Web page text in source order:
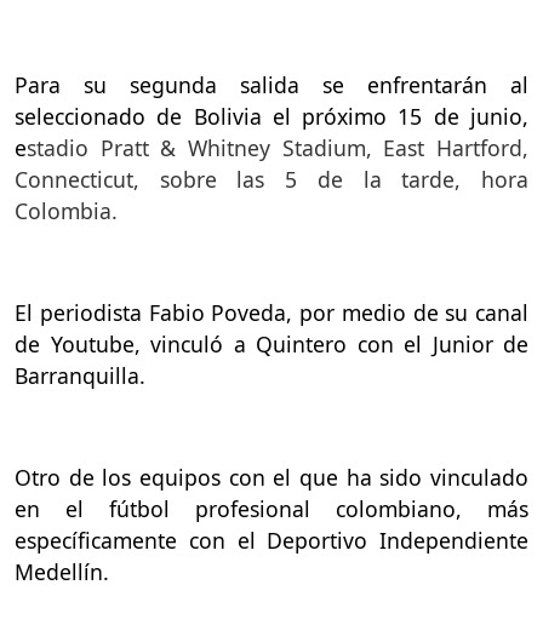
Para su segunda salida se enfrentarán al
seleccionado de Bolivia el próximo 15 de junio,
estadio Pratt & Whitney Stadium, East Hartford,
Connecticut, sobre las 5 de la tarde, hora
Colombia.
El periodista Fabio Poveda, por medio de su canal
de Youtube, vinculó a Quintero con el Junior de
Barranquilla.
Otro de los equipos con el que ha sido vinculado
en el fútbol profesional colombiano, más
específicamente con el Deportivo Independiente
Medellín.